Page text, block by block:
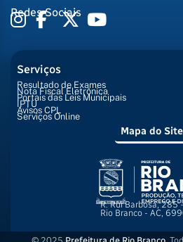
Redes Sociais
Serviços
Resultado de Exames
Nota Fiscal Eletrônica
Portais das Leis Municipais
IPTU
Avisos CPL
Serviços Online
Mapa do Site
R. Rui Barbosa, 285
Rio Branco - AC,